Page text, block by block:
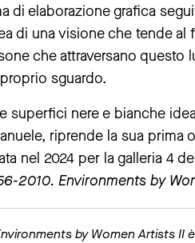
di elaborazione grafica
di una visione che tende
che attraversano questo
sguardo.
superfici nere e bianche
riprende la sua prima
nel 2024 per la galleria 4
2010. Environments by
by Women Artists II